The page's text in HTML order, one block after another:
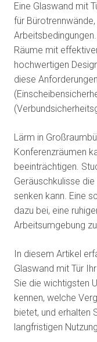
Eine Glaswand mit
für
Räume mit
hochwertigen
diese
Lärm in
Konferenzräumen
beeinträchtigen.
Geräuschkulisse
senken kann. Eine
dazu bei, eine
Arbeitsumgebung
In diesem Artikel
Glaswand mit Tür
Sie die wichtigsten
kennen, welche
bietet, und erhalten
langfristigen